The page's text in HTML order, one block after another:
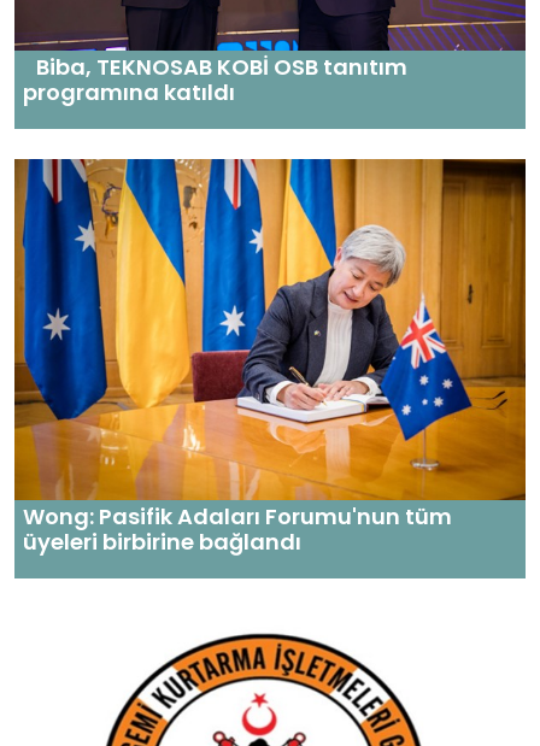
Biba, TEKNOSAB KOBİ OSB tanıtım
programına katıldı
Wong: Pasifik Adaları Forumu'nun tüm
üyeleri birbirine bağlandı